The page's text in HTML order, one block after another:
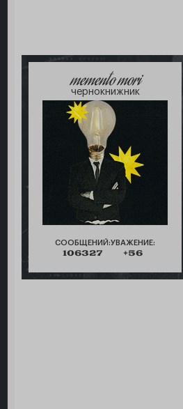
memento mori
чернокнижник
СООБЩЕНИЙ:
106327
УВАЖЕНИЕ:
+56